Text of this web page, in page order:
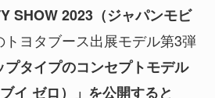
SHOW 2023（ジャパンモビ
トヨタブース出展モデル第3弾
プタイプのコンセプトモデル
イ ゼロ）」を公開すると